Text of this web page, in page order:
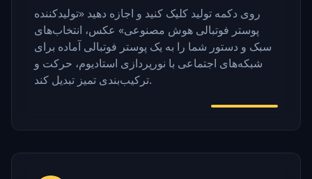
روی دکمه تولید کلیک کنید و اجازه دهید «تولیدکننده
پوستر فوتبالی هوش مصنوعی» عکس، انتخاب‌های
سبک و دستور شما را به یک پوستر فوتبالی آماده برای
شبکه‌های اجتماعی با نورپردازی استادیوم، حرکت و
ترکیب‌بندی تمیز تبدیل کند.